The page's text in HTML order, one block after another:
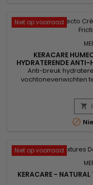
Niet op voorraad
KERACARE
HYDRATERENDE
Anti-breuk
vochtonevenwichten
verbeteren en wrijving
haarbreuk te
veroorzaakt door
terwijl het body en


Niet op voorraad
KERACARE -